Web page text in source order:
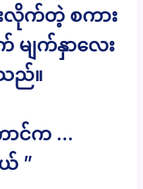
လိုက်တဲ့ စကား
မျက်နှာလေး
သည်။
ာင်က …
”